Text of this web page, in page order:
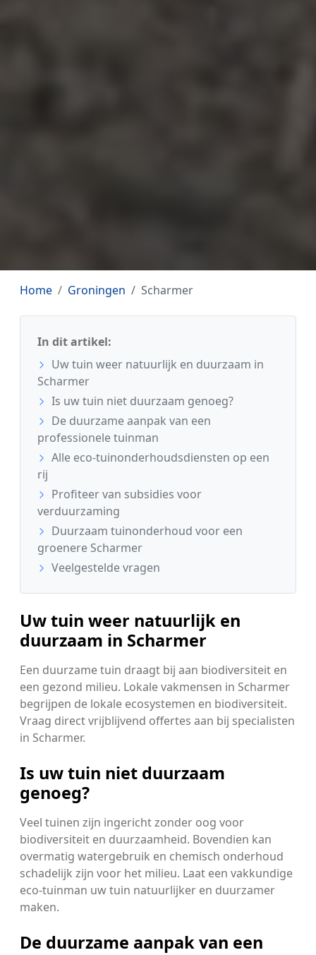
Home Groningen Scharmer
In dit artikel:
Uw tuin weer natuurlijk en duurzaam in
Scharmer
Is uw tuin niet duurzaam genoeg?
De duurzame aanpak van een
professionele tuinman
Alle eco-tuinonderhoudsdiensten op een
rij
Profiteer van subsidies voor
verduurzaming
Duurzaam tuinonderhoud voor een
groenere Scharmer
Veelgestelde vragen
Uw tuin weer natuurlijk en
duurzaam in Scharmer
Een duurzame tuin draagt bij aan biodiversiteit en
een gezond milieu. Lokale vakmensen in Scharmer
begrijpen de lokale ecosystemen en biodiversiteit.
Vraag direct vrijblijvend offertes aan bij specialisten
in Scharmer.
Is uw tuin niet duurzaam
genoeg?
Veel tuinen zijn ingericht zonder oog voor
biodiversiteit en duurzaamheid. Bovendien kan
overmatig watergebruik en chemisch onderhoud
schadelijk zijn voor het milieu. Laat een vakkundige
eco-tuinman uw tuin natuurlijker en duurzamer
maken.
De duurzame aanpak van een